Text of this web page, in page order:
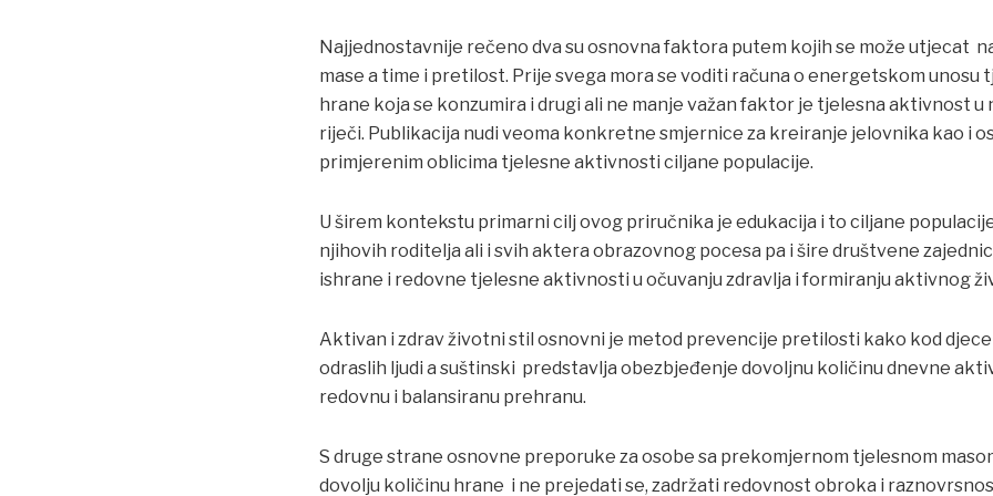
Najjednostavnije rečeno dva su osnovna faktora putem kojih se može utjecat
mase a time i pretilost. Prije svega mora se voditi računa o energetskom unosu
hrane koja se konzumira i drugi ali ne manje važan faktor je tjelesna aktivnost u
riječi. Publikacija nudi veoma konkretne smjernice za kreiranje jelovnika kao i
primjerenim oblicima tjelesne aktivnosti ciljane populacije.
U širem kontekstu primarni cilj ovog priručnika je edukacija i to ciljane
njihovih roditelja ali i svih aktera obrazovnog pocesa pa i šire društvene
ishrane i redovne tjelesne aktivnosti u očuvanju zdravlja i formiranju aktivnog
Aktivan i zdrav životni stil osnovni je metod prevencije pretilosti kako kod
odraslih ljudi a suštinski predstavlja obezbjeđenje dovoljnu količinu dnevne
redovnu i balansiranu prehranu.
S druge strane osnovne preporuke za osobe sa prekomjernom tjelesnom
dovolju količinu hrane i ne prejedati se, zadržati redovnost obroka i